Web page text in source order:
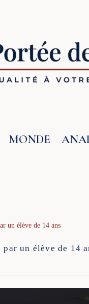
MONDE
un élève de 14 ans
un élève de 14